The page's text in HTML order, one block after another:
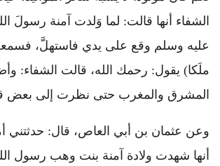
الشفاء أنها قالت: لما وَلدت آمنة رسولَ
عليه وسلم وقع على يدي فاستهلَّ،
ملَكا) يقول: رحمك الله، قالت الشفاء:
المشرق والمغرب حتى نظرت إلى بعض
وعن عثمان بن أبي العاص، قال: حدثتني
أنها شهدت ولادة آمنة بنت وهب رسول